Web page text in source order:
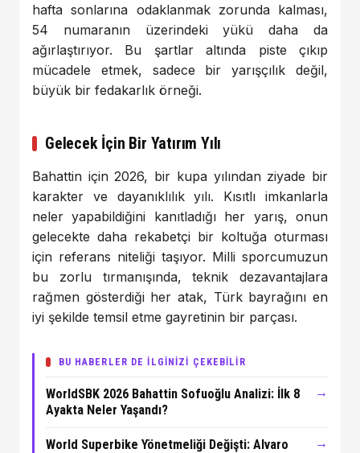
hafta sonlarına odaklanmak zorunda kalması,
54 numaranın üzerindeki yükü daha da
ağırlaştırıyor. Bu şartlar altında piste çıkıp
mücadele etmek, sadece bir yarışçılık değil,
büyük bir fedakarlık örneği.
Gelecek İçin Bir Yatırım Yılı
Bahattin için 2026, bir kupa yılından ziyade bir
karakter ve dayanıklılık yılı. Kısıtlı imkanlarla
neler yapabildiğini kanıtladığı her yarış, onun
gelecekte daha rekabetçi bir koltuğa oturması
için referans niteliği taşıyor. Milli sporcumuzun
bu zorlu tırmanışında, teknik dezavantajlara
rağmen gösterdiği her atak, Türk bayrağını en
iyi şekilde temsil etme gayretinin bir parçası.
BU HABERLER DE İLGİNİZİ ÇEKEBİLİR
WorldSBK 2026 Bahattin Sofuoğlu Analizi: İlk 8
Ayakta Neler Yaşandı?
→
World Superbike Yönetmeliği Değişti: Alvaro
→